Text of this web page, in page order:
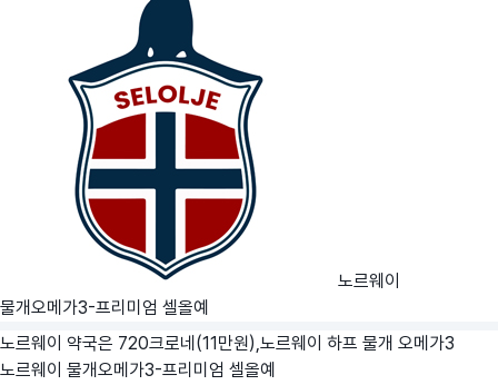
노르웨이
물개오메가3-프리미엄 셀올예
노르웨이 약국은 720크로네(11만원),노르웨이 하프 물개 오메가3
노르웨이 물개오메가3-프리미엄 셀올예